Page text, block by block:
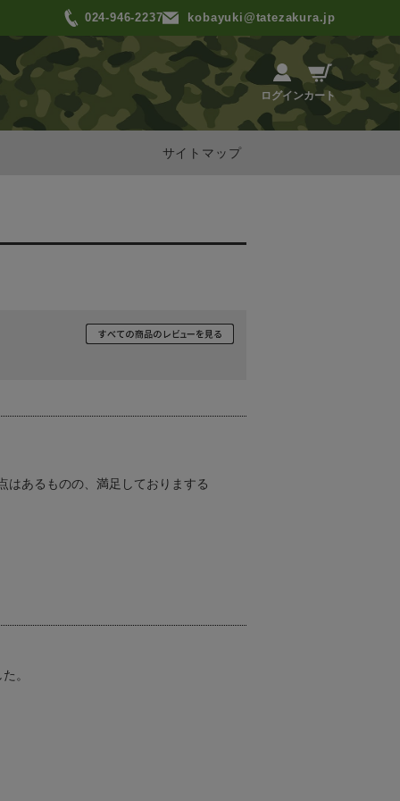
024-946-2237 kobayuki@tatezakura.jp
ログインカート
サイトマップ
はあるものの、満足しておりまする
。